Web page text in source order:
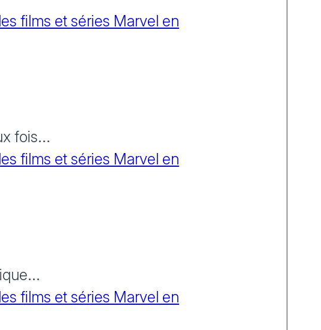
films et séries Marvel en
fois...
films et séries Marvel en
films et séries Marvel en